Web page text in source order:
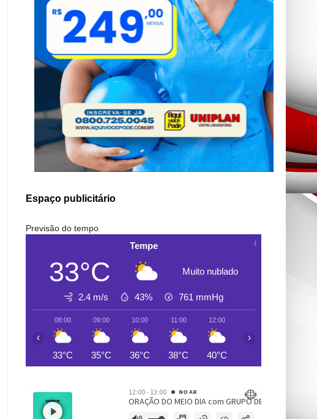
Espaço publicitário
Previsão do tempo
Tempe
33°C Muito nublado
2.4 m/s 43% 761 mmHg
08:00
33°C
09:00
35°C
10:00
36°C
11:00
38°C
12:00
40°C
‹ ›